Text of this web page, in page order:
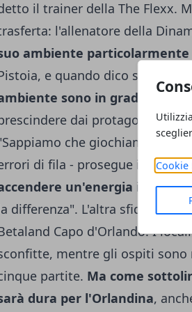
Cookie
il trainer della The Flexx.
l'allenatore della
ambiente particolarmente
e quando dico solita
sono in grado di
dai protagonisti,
che giochiamo in un
di fila - prosegue il coach
un'energia
differenza". L'altra sfida in
Capo d'Orlando. I
mentre gli ospiti sono
partite. Ma come
dura per l'Orlandina,